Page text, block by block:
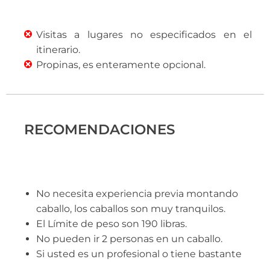
Visitas a lugares no especificados en el
itinerario.
Propinas, es enteramente opcional.
RECOMENDACIONES
No necesita experiencia previa montando
caballo, los caballos son muy tranquilos.
El Límite de peso son 190 libras.
No pueden ir 2 personas en un caballo.
Si usted es un profesional o tiene bastante